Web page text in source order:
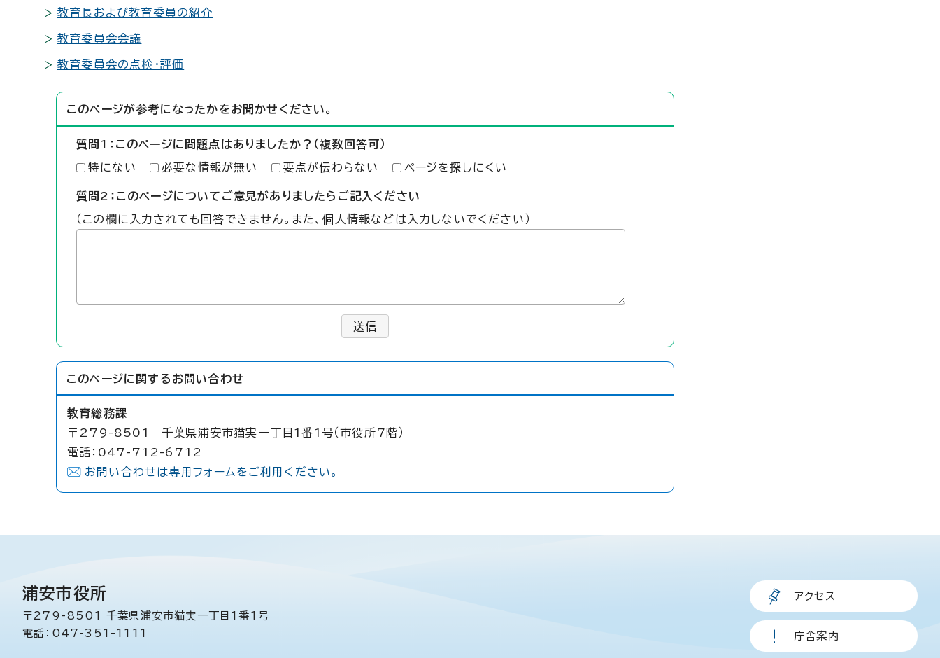
教育長および教育委員の紹介
教育委員会会議
教育委員会の点検・評価
このページが参考になったかをお聞かせください。
質問1：このページに問題点はありましたか？（複数回答可）
特にない 必要な情報が無い 要点が伝わらない ページを探しにくい
質問2：このページについてご意見がありましたらご記入ください
（この欄に入力されても回答できません。また、個人情報などは入力しないでください）
送信
このページに関する お問い合わせ
教育総務課
〒279-8501 千葉県浦安市猫実一丁目1番1号（市役所7階）
電話：047-712-6712
お問い合わせは専用フォームをご利用ください。
浦安市役所
〒279-8501 千葉県浦安市猫実一丁目1番1号
電話：047-351-1111
アクセス
庁舎案内